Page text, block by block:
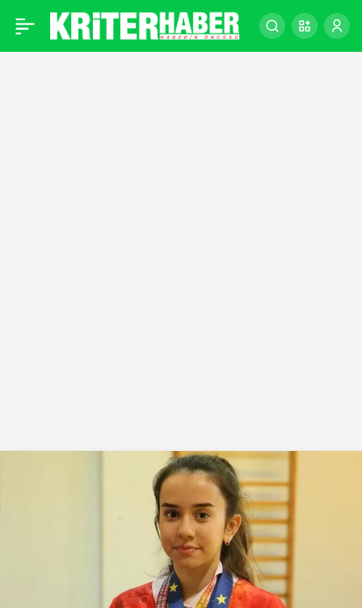
Cimnastik, yüzme ve 0